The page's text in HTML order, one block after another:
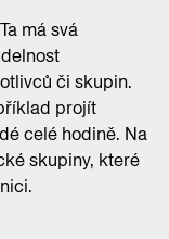
má svá
či skupin.
projít
celé hodině. Na
skupiny, které